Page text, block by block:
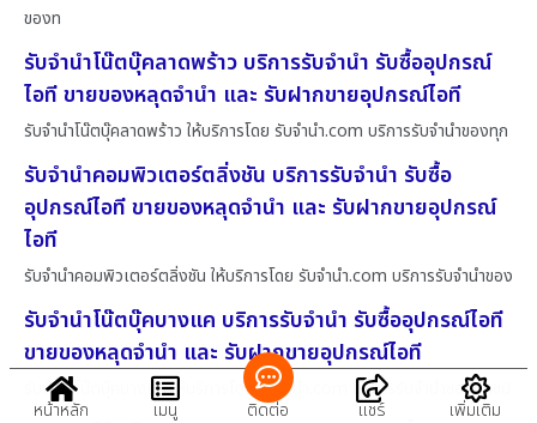
ของท
รับจำนำโน๊ตบุ๊คลาดพร้าว บริการรับจำนำ รับซื้ออุปกรณ์
ไอที ขายของหลุดจำนำ และ รับฝากขายอุปกรณ์ไอที
รับจำนำโน๊ตบุ๊คลาดพร้าว ให้บริการโดย รับจํานํา.com บริการรับจำนำของทุก
รับจำนำคอมพิวเตอร์ตลิ่งชัน บริการรับจำนำ รับซื้อ
อุปกรณ์ไอที ขายของหลุดจำนำ และ รับฝากขายอุปกรณ์
ไอที
รับจำนำคอมพิวเตอร์ตลิ่งชัน ให้บริการโดย รับจํานํา.com บริการรับจำนำของ
รับจำนำโน๊ตบุ๊คบางแค บริการรับจำนำ รับซื้ออุปกรณ์ไอที
ขายของหลุดจำนำ และ รับฝากขายอุปกรณ์ไอที
รับจำนำโน๊ตบุ๊คบางแค ให้บริการโดย รับจํานํา.com บริการรับจำนำของทุกชนิ
หน้าหลัก เมนู ติดต่อ แชร์ เพิ่มเติม